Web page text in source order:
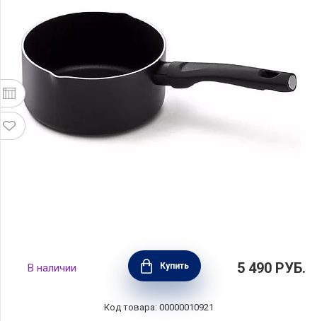
Ковш с антипригарным покрытием Twist 1,2
л алюминий, BEKA, Бельгия, 13856164
В наличии Купить 5 490 РУБ.
Код товара: 00000010921